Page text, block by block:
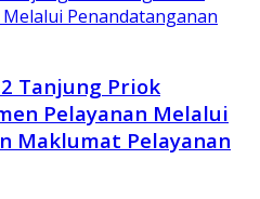
Tanjung Priok
Pelayanan Melalui
Maklumat Pelayanan